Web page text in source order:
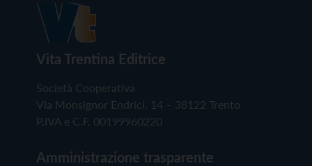
Vita Trentina Editrice
Società Cooperativa
Via Monsignor Endrici, 14 – 38122 Trento
P.IVA e C.F. 00199960220
Amministrazione trasparente